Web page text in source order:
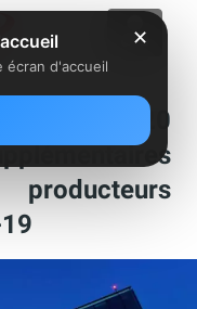
20
✕
écran d'accueil